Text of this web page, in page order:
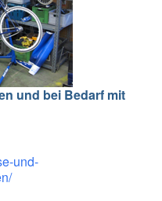
und bei Bedarf mit
und-
/